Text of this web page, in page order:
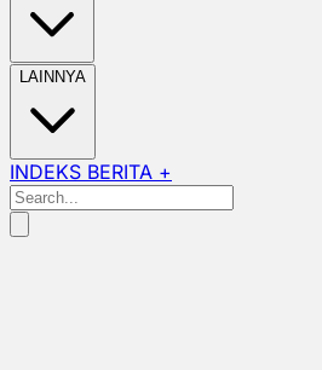
LAINNYA
INDEKS BERITA +